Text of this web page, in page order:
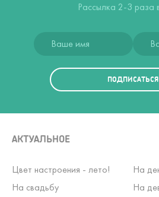
Рассылка 2-3 раза
ПОДПИСАТЬСЯ
АКТУАЛЬНОЕ
Цвет настроения - лето!
На
На свадьбу
На